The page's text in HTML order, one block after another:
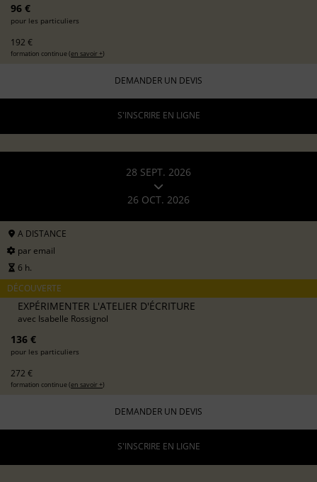
96 €
pour les particuliers
192 €
formation continue (en savoir +)
DEMANDER UN DEVIS
S'INSCRIRE EN LIGNE
28 SEPT. 2026
26 OCT. 2026
A DISTANCE
par email
6 h.
DÉCOUVERTE
EXPÉRIMENTER L'ATELIER D'ÉCRITURE
avec Isabelle Rossignol
136 €
pour les particuliers
272 €
formation continue (en savoir +)
DEMANDER UN DEVIS
S'INSCRIRE EN LIGNE